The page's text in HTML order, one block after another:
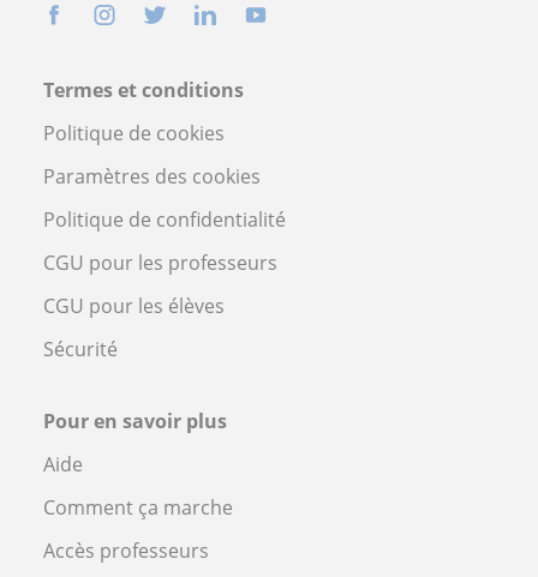
Termes et conditions
Politique de cookies
Paramètres des cookies
Politique de confidentialité
CGU pour les professeurs
CGU pour les élèves
Sécurité
Pour en savoir plus
Aide
Comment ça marche
Accès professeurs